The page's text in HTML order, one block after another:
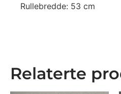
Rullebredde: 53 cm
Relaterte